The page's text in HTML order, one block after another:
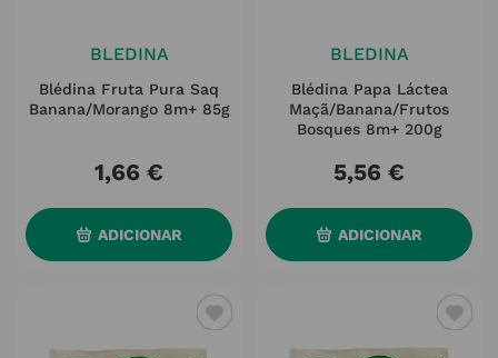
BLEDINA
Blédina Fruta Pura Saq
Banana/morango 8m+ 85g
1,66 €
ADICIONAR
BLEDINA
Blédina Papa Láctea
Maçã/banana/frutos
Bosques 8m+ 200g
5,56 €
ADICIONAR